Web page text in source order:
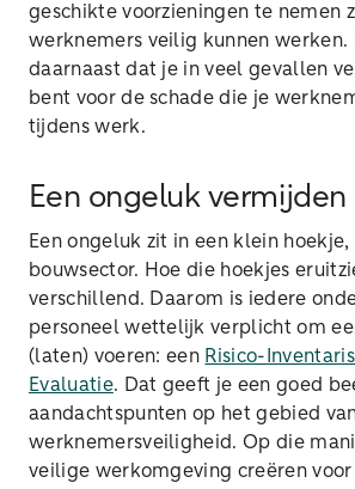
geschikte voorzieningen te nemen
werknemers veilig kunnen werken.
daarnaast dat je in veel gevallen
bent voor de schade die je
tijdens werk.
Een ongeluk vermijden
Een ongeluk zit in een klein hoekje,
bouwsector. Hoe die hoekjes
verschillend. Daarom is iedere
personeel wettelijk verplicht om
(laten) voeren: een Risico-
Evaluatie. Dat geeft je een goed
aandachtspunten op het gebied
werknemersveiligheid. Op die
veilige werkomgeving creëren voor